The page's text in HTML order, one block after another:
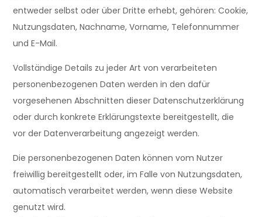
entweder selbst oder über Dritte erhebt, gehören: Cookie,
Nutzungsdaten, Nachname, Vorname, Telefonnummer
und E-Mail.
Vollständige Details zu jeder Art von verarbeiteten
personenbezogenen Daten werden in den dafür
vorgesehenen Abschnitten dieser Datenschutzerklärung
oder durch konkrete Erklärungstexte bereitgestellt, die
vor der Datenverarbeitung angezeigt werden.
Die personenbezogenen Daten können vom Nutzer
freiwillig bereitgestellt oder, im Falle von Nutzungsdaten,
automatisch verarbeitet werden, wenn diese Website
genutzt wird.